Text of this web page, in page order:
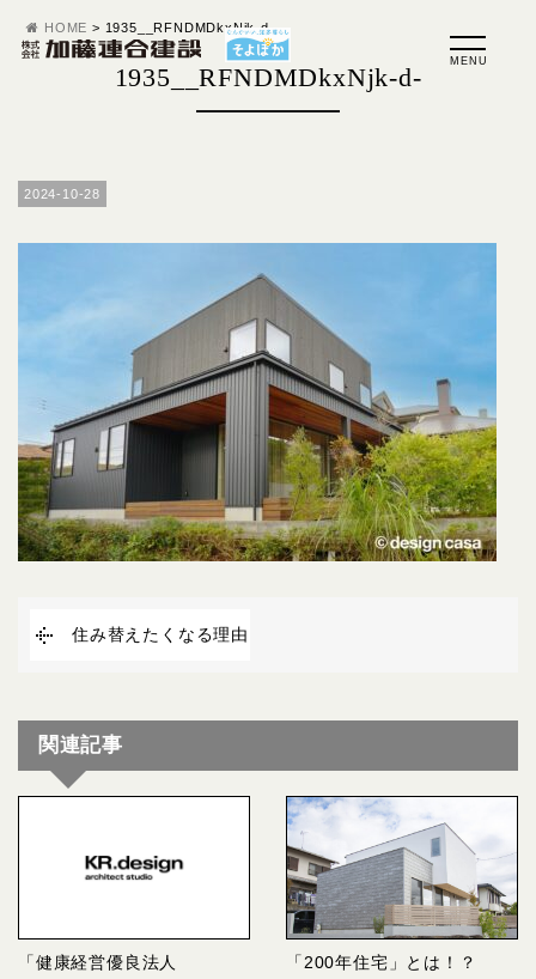
HOME > 1935__RFNDMDkxNjk-d-
1935__RFNDMDkxNjk-d-
2024-10-28
住み替えたくなる理由
関連記事
「健康経営優良法人
「200年住宅」とは！？